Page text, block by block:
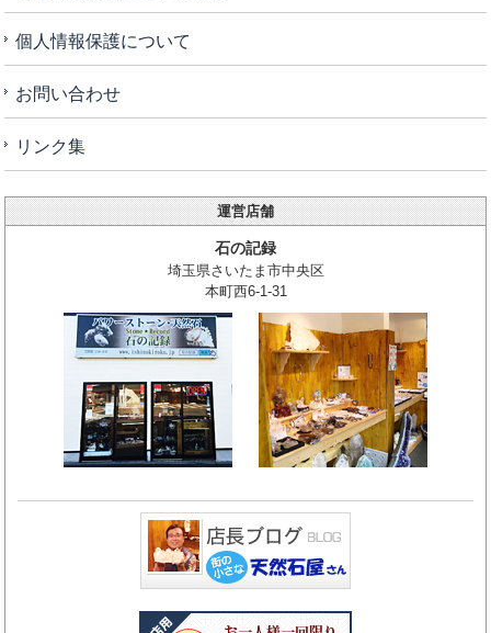
個人情報保護について
お問い合わせ
リンク集
運営店舗
石の記録
埼玉県さいたま市中央区
本町西6-1-31